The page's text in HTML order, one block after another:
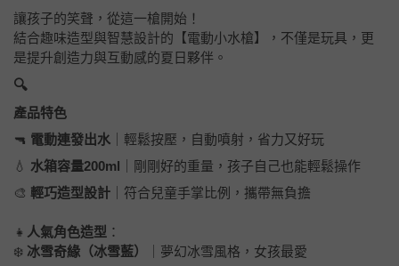
讓孩子的笑聲，從這一槍開始！
結合趣味造型與智慧設計的【電動小水槍】，不僅是玩具，更
是提升創造力與互動感的夏日夥伴。
🔍
產品特色
🔫 電動連發出水 ｜輕鬆按壓，自動噴射，省力又好玩
💧 水箱容量200ml ｜剛剛好的重量，孩子自己也能輕鬆操作
🎨 輕巧造型設計 ｜符合兒童手掌比例，攜帶無負擔
👧 人氣角色造型 ：
❄️ 冰雪奇緣（冰雪藍） ｜夢幻冰雪風格，女孩最愛